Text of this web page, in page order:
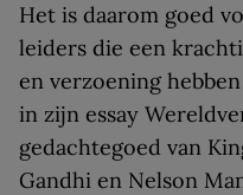
Het is daarom goed
leiders die een
en verzoening
in zijn essay
gedachtegoed van
Gandhi en Nelson